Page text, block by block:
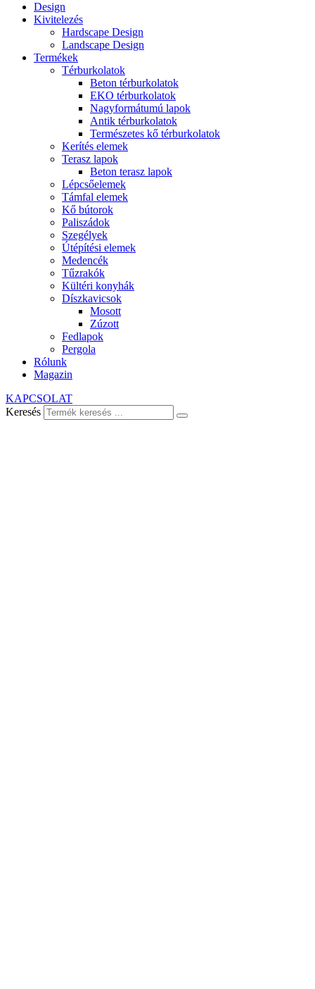
Design
Kivitelezés
Hardscape Design
Landscape Design
Termékek
Térburkolatok
Beton térburkolatok
EKO térburkolatok
Nagyformátumú lapok
Antik térburkolatok
Természetes kő térburkolatok
Kerítés elemek
Terasz lapok
Beton terasz lapok
Lépcsőelemek
Támfal elemek
Kő bútorok
Paliszádok
Szegélyek
Útépítési elemek
Medencék
Tűzrakók
Kültéri konyhák
Díszkavicsok
Mosott
Zúzott
Fedlapok
Pergola
Rólunk
Magazin
KAPCSOLAT
Keresés